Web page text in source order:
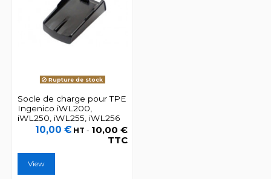
Rupture de stock
Socle de charge pour TPE
Ingenico iWL200,
iWL250, iWL255, iWL256
10,00 € HT - 10,00 €
TTC
View